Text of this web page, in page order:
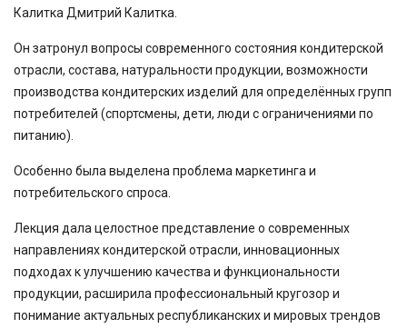
Калитка Дмитрий Калитка.
Он затронул вопросы современного состояния кондитерской
отрасли, состава, натуральности продукции, возможности
производства кондитерских изделий для определённых групп
потребителей (спортсмены, дети, люди с ограничениями по
питанию).
Особенно была выделена проблема маркетинга и
потребительского спроса.
Лекция дала целостное представление о современных
направлениях кондитерской отрасли, инновационных
подходах к улучшению качества и функциональности
продукции, расширила профессиональный кругозор и
понимание актуальных республиканских и мировых трендов